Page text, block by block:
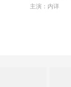
主演：内详